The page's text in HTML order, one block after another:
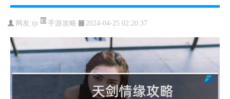
网友:tjr 手游攻略 2024-04-25 02:20:37